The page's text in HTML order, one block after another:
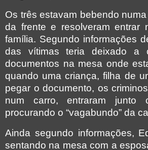
Os três estavam bebendo
da frente e resolveram entrar
família. Segundo informações
das vítimas teria deixado a
documentos na mesa onde
quando uma criança, filha de
pegar o documento, os
num carro, entraram junto
procurando o “vagabundo” da
Ainda segundo informações,
sentando na mesa com a